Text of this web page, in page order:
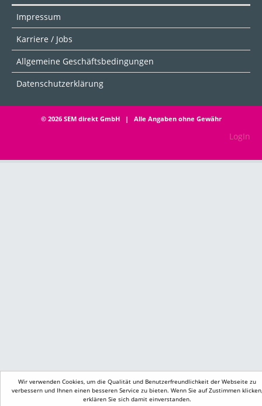
Wir verwenden Cookies, um die Qualität und Benutzerfreundlichkeit der Webseite zu
verbessern und Ihnen einen besseren Service zu bieten. Wenn Sie auf Zustimmen klicken,
erklären Sie sich damit einverstanden.
Impressum
Karriere / Jobs
Allgemeine Geschäftsbedingungen
Datenschutzerklärung
© 2026 SEM direkt GmbH | Alle Angaben ohne Gewähr
LogIn